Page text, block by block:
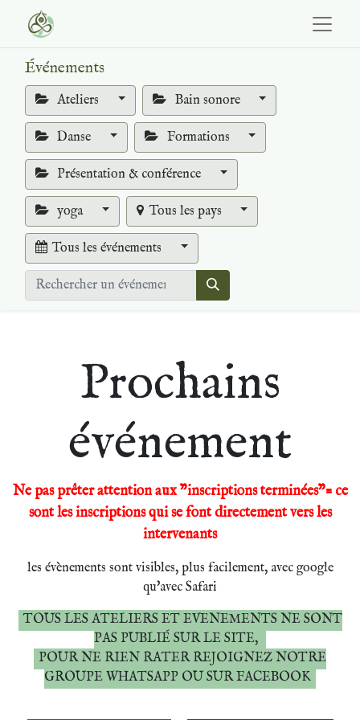
Événements
Ateliers Bain sonore
Danse Formations
Présentation & conférence
yoga Tous les pays
Tous les événements
Prochains
événement
Ne pas prêter attention aux "inscriptions terminées"= ce
sont les inscriptions qui se font directement vers les
intervenants
les évènements sont visibles, plus facilement, avec google
qu'avec Safari
TOUS LES ATELIERS ET EVENEMENTS NE SONT
PAS PUBLIÉ SUR LE SITE,
POUR NE RIEN RATER REJOIGNEZ NOTRE
GROUPE WHATSAPP OU SUR FACEBOOK